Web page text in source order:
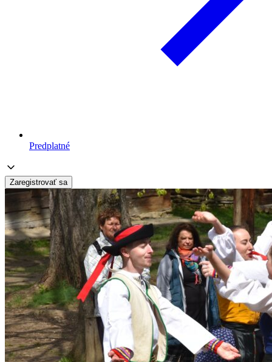
Predplatné
Zaregistrovať sa